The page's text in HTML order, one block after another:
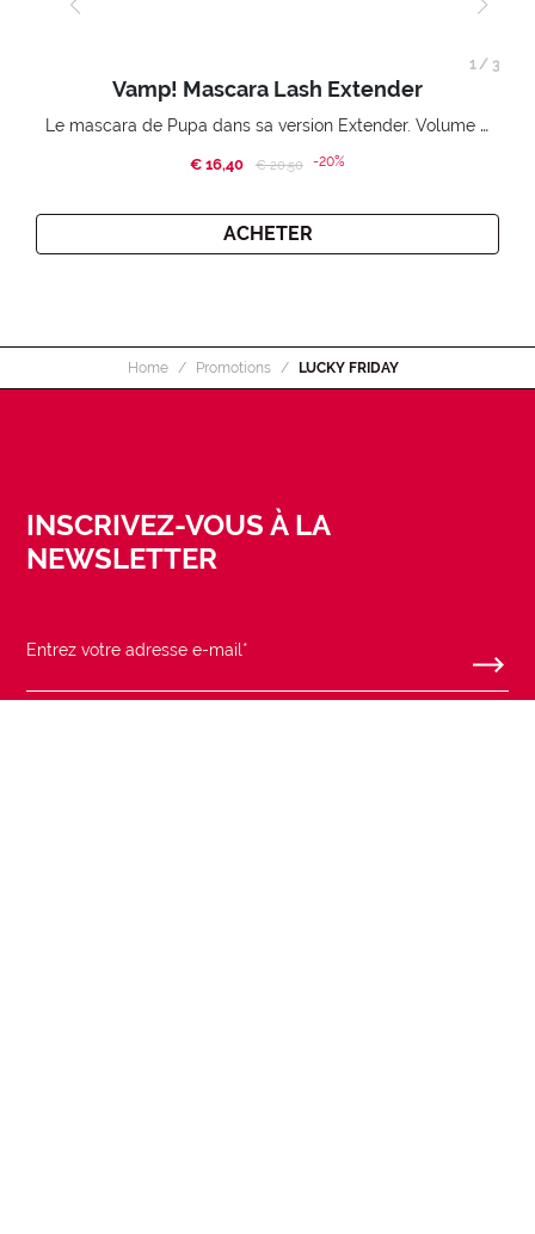
Vamp! Mascara Lash Extender
Le mascara de Pupa dans sa version Extender. Volume extension 3D. Des cils amplifiés et liftés à l’infini.
€ 16,40 Price reduced from
€ 20,50to-20%
ACHETER
1 / 3
Home Promotions LUCKY FRIDAY
INSCRIVEZ-VOUS À LA
NEWSLETTER